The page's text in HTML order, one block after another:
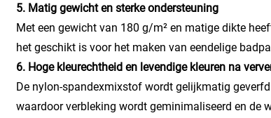
5. Matig gewicht en sterke ondersteuning
Met een gewicht van 180 g/m² en matige dikte
het geschikt is voor het maken van eendelige
6. Hoge kleurechtheid en levendige kleuren na
De nylon-spandexmixstof wordt gelijkmatig
waardoor verbleking wordt geminimaliseerd en de